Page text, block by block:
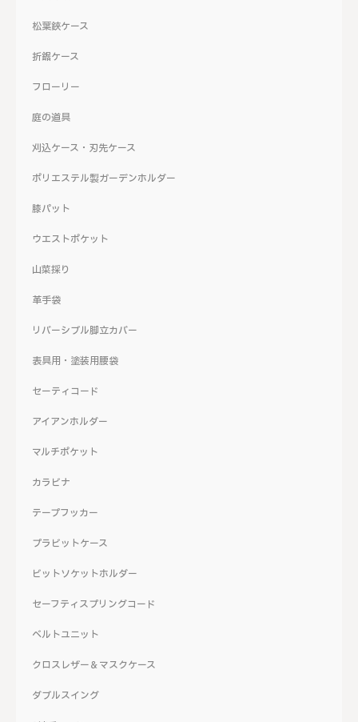
松葉鋏ケース
折鋸ケース
フローリー
庭の道具
刈込ケース・刃先ケース
ポリエステル製ガーデンホルダー
膝パット
ウエストポケット
山菜採り
革手袋
リバーシブル脚立カバー
表具用・塗装用腰袋
セーティコード
アイアンホルダー
マルチポケット
カラビナ
テープフッカー
プラビットケース
ビットソケットホルダー
セーフティスプリングコード
ベルトユニット
クロスレザー＆マスクケース
ダブルスイング